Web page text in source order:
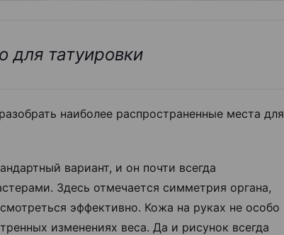
для татуировки
наиболее распространенные места для
вариант, и он почти всегда
Здесь отмечается симметрия органа,
эффективно. Кожа на руках не особо
изменениях веса. Да и рисунок всегда